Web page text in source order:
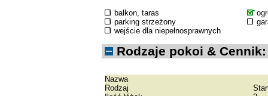
balkon, taras
parking strzeżony
wejście dla niepełnosprawnych
Rodzaje pokoi & Cennik:
Nazwa
Rodzaj